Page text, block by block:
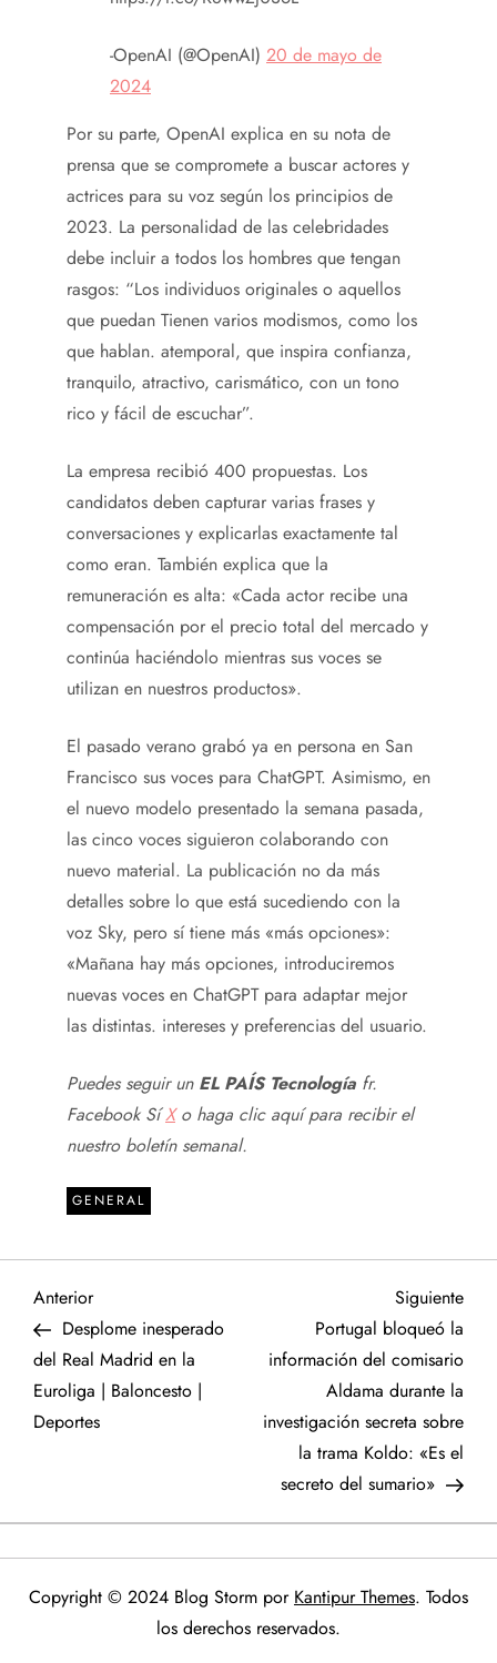
-OpenAI (@OpenAI) 20 de mayo de
2024
Por su parte, OpenAI explica en su nota de
prensa que se compromete a buscar actores y
actrices para su voz según los principios de
2023. La personalidad de las celebridades
debe incluir a todos los hombres que tengan
rasgos: “Los individuos originales o aquellos
que puedan Tienen varios modismos, como los
que hablan. atemporal, que inspira confianza,
tranquilo, atractivo, carismático, con un tono
rico y fácil de escuchar”.
La empresa recibió 400 propuestas. Los
candidatos deben capturar varias frases y
conversaciones y explicarlas exactamente tal
como eran. También explica que la
remuneración es alta: «Cada actor recibe una
compensación por el precio total del mercado y
continúa haciéndolo mientras sus voces se
utilizan en nuestros productos».
El pasado verano grabó ya en persona en San
Francisco sus voces para ChatGPT. Asimismo, en
el nuevo modelo presentado la semana pasada,
las cinco voces siguieron colaborando con
nuevo material. La publicación no da más
detalles sobre lo que está sucediendo con la
voz Sky, pero sí tiene más «más opciones»:
«Mañana hay más opciones, introduciremos
nuevas voces en ChatGPT para adaptar mejor
las distintas. intereses y preferencias del usuario.
Puedes seguir un EL PAÍS Tecnología fr.
FacebookSíXo haga clic aquí para recibir el
nuestro boletín semanal.
GENERAL
N
a
v
g
a
c
Entrada
anterior
Anterior
Desplome inesperado
del Real Madrid en la
Euroliga | Baloncesto |
Deportes
Siguiente
Portugal bloqueó la
información del comisario
Aldama durante la
investigación secreta sobre
la trama Koldo: «Es el
secreto del sumario»
Copyright © 2024 Blog Storm por Kantipur Themes. Todos
los derechos reservados.